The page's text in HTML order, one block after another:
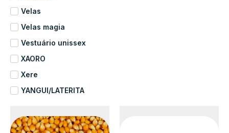
Velas
Velas magia
Vestuário unissex
XAORO
Xere
YANGUI/LATERITA